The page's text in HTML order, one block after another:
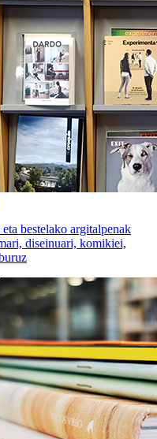
bestelako argitalpenak
diseinuari, komikiei,